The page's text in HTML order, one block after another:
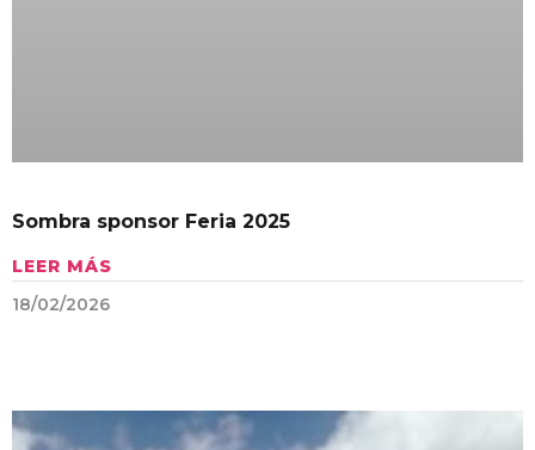
Sombra sponsor Feria 2025
LEER MÁS
18/02/2026